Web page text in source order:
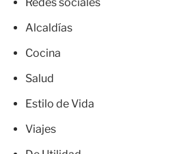
Redes sociales
Alcaldías
Cocina
Salud
Estilo de Vida
Viajes